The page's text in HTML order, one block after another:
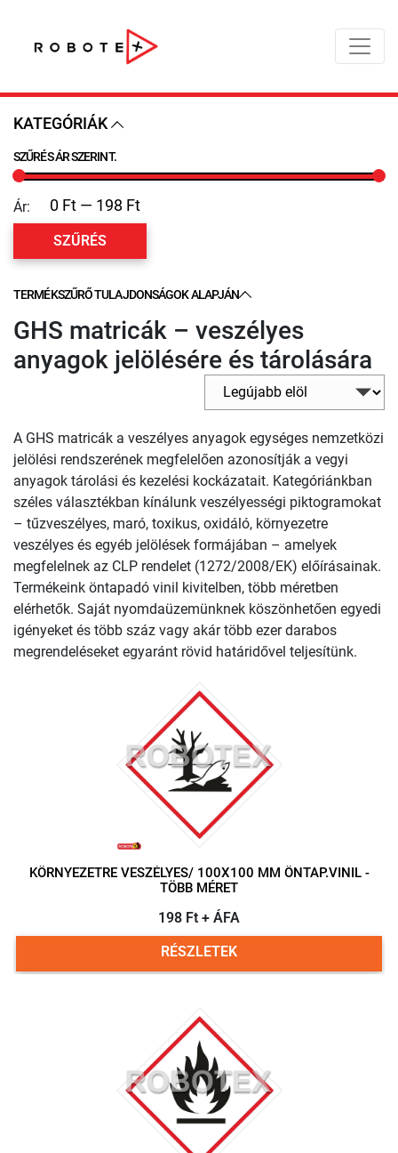
KATEGÓRIÁK
SZŰRÉS ÁR SZERINT.
Ár:
SZŰRÉS
TERMÉKSZŰRŐ TULAJDONSÁGOK ALAPJÁN
GHS matricák – veszélyes
anyagok jelölésére és tárolására
A GHS matricák a veszélyes anyagok egységes nemzetközi
jelölési rendszerének megfelelően azonosítják a vegyi
anyagok tárolási és kezelési kockázatait. Kategóriánkban
széles választékban kínálunk veszélyességi piktogramokat
– tűzveszélyes, maró, toxikus, oxidáló, környezetre
veszélyes és egyéb jelölések formájában – amelyek
megfelelnek az CLP rendelet (1272/2008/EK) előírásainak.
Termékeink öntapadó vinil kivitelben, több méretben
elérhetők. Saját nyomdaüzemünknek köszönhetően egyedi
igényeket és több száz vagy akár több ezer darabos
megrendeléseket egyaránt rövid határidővel teljesítünk.
KÖRNYEZETRE VESZÉLYES/ 100X100 MM ÖNTAP.VINIL -
TÖBB MÉRET
198 Ft + ÁFA
RÉSZLETEK